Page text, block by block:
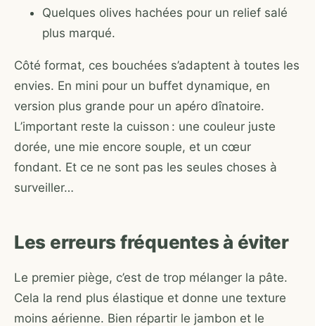
Quelques olives hachées pour un relief salé
plus marqué.
Côté format, ces bouchées s’adaptent à toutes les
envies. En mini pour un buffet dynamique, en
version plus grande pour un apéro dînatoire.
L’important reste la cuisson : une couleur juste
dorée, une mie encore souple, et un cœur
fondant. Et ce ne sont pas les seules choses à
surveiller…
Les erreurs fréquentes à éviter
Le premier piège, c’est de trop mélanger la pâte.
Cela la rend plus élastique et donne une texture
moins aérienne. Bien répartir le jambon et le